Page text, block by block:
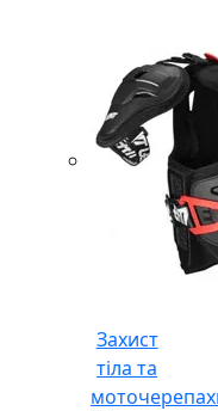
Захист
тіла та